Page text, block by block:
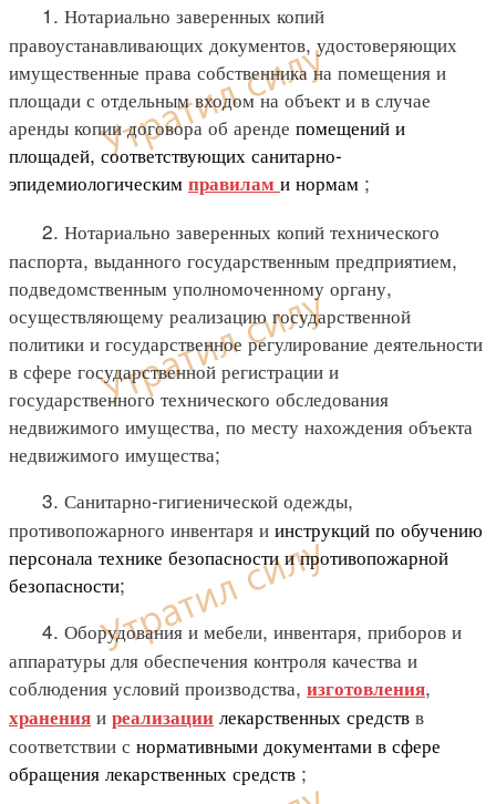
1. Нотариально заверенных копий
правоустанавливающих документов, удостоверяющих
имущественные права собственника на помещения и
площади с отдельным входом на объект и в случае
аренды копии договора об аренде помещений и
площадей, соответствующих санитарно-
эпидемиологическим правилам и нормам ;
2. Нотариально заверенных копий технического
паспорта, выданного государственным предприятием,
подведомственным уполномоченному органу,
осуществляющему реализацию государственной
политики и государственное регулирование деятельности
в сфере государственной регистрации и
государственного технического обследования
недвижимого имущества, по месту нахождения объекта
недвижимого имущества;
3. Санитарно-гигиенической одежды,
противопожарного инвентаря и инструкций по обучению
персонала технике безопасности и противопожарной
безопасности;
4. Оборудования и мебели, инвентаря, приборов и
аппаратуры для обеспечения контроля качества и
соблюдения условий производства, изготовления,
хранения и реализации лекарственных средств в
соответствии с нормативными документами в сфере
обращения лекарственных средств ;